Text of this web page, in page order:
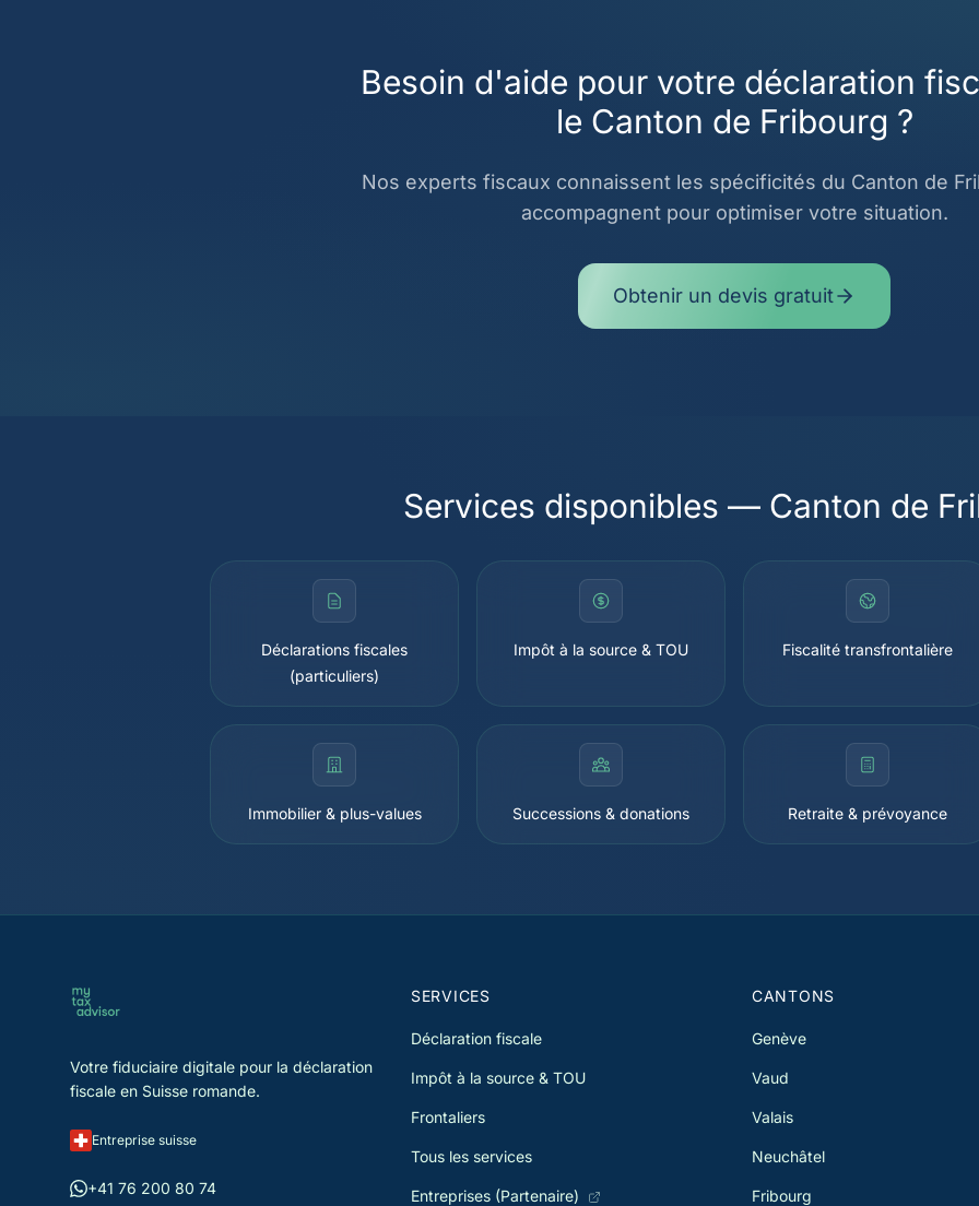
Besoin d'aide pour votre déclaration
le Canton de Fribourg ?
Nos experts fiscaux connaissent les spécificités du Canton de
accompagnent pour optimiser votre situation.
Obtenir un devis gratuit
Services disponibles — Canton de
Déclarations fiscales
(particuliers)
Impôt à la source & TOU Fiscalité transfrontalière
Immobilier & plus-values Successions & donations Retraite & prévoyance
Votre fiduciaire digitale pour la déclaration
fiscale en Suisse romande.
Entreprise suisse
+41 76 200 80 74
SERVICES
Déclaration fiscale
Impôt à la source & TOU
Frontaliers
Tous les services
Entreprises (Partenaire)
CANTONS
Genève
Vaud
Valais
Neuchâtel
Fribourg